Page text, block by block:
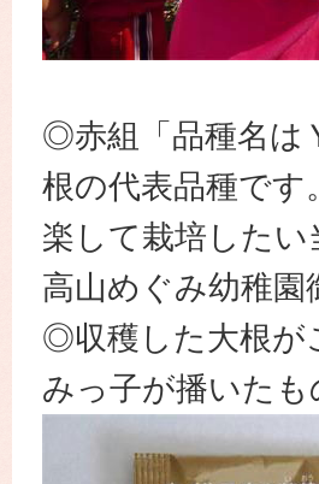
◎赤組「品種名は
根の代表品種で
楽して栽培した
高山めぐみ幼稚
◎収穫した大根が
みっ子が播いたも